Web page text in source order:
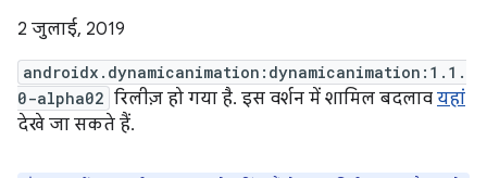
2 जुलाई, 2019
androidx.dynamicanimation:dynamicanimation:1.1.
0-alpha02 रिलीज़ हो गया है. इस वर्शन में शामिल बदलाव यहां
देखे जा सकते हैं.